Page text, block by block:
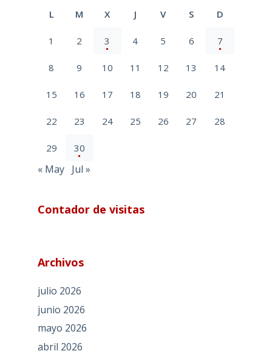
L M X J V S D
1 2 3 4 5 6 7
8 9 10 11 12 13 14
15 16 17 18 19 20 21
22 23 24 25 26 27 28
29 30
« May Jul »
Contador de visitas
Archivos
julio 2026
junio 2026
mayo 2026
abril 2026